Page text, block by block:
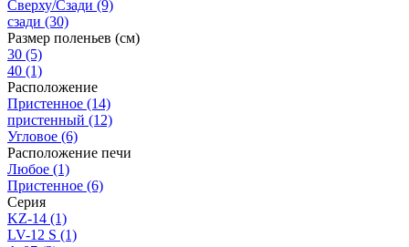
Сверху/Сзади (9)
сзади (30)
Размер поленьев (см)
30 (5)
40 (1)
Расположение
Пристенное (14)
пристенный (12)
Угловое (6)
Расположение печи
Любое (1)
Пристенное (6)
Серия
KZ-14 (1)
LV-12 S (1)